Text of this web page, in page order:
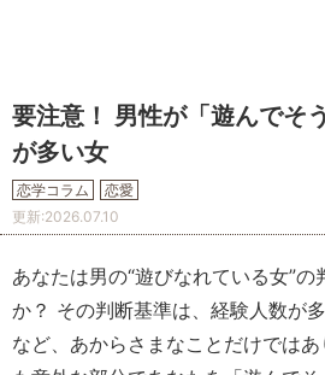
要注意！ 男性が「遊んでそ
が多い女
恋学コラム 恋愛
更新:2026.07.10
あなたは男の“遊びなれている女”
か？ その判断基準は、経験人数が
など、あからさまなことだけでは